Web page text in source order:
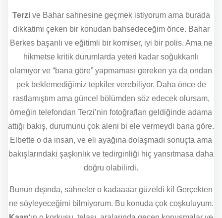
Terzive Bahar sahnesine geçmek istiyorum ama burada
dikkatimi çeken bir konudan bahsedeceğim önce. Bahar
Berkes başarılı ve eğitimli bir komiser, iyi bir polis. Ama ne
hikmetse kritik durumlarda yeteri kadar soğukkanlı
olamıyor ve “bana göre” yapmaması gereken ya da ondan
pek beklemediğimiz tepkiler verebiliyor. Daha önce de
rastlamıştım ama güncel bölümden söz edecek olursam,
örneğin telefondan Terzi’nin fotoğrafları geldiğinde adama
attığı bakış, durumunu çok aleni bi ele vermeydi bana göre.
Elbette o da insan, ve eli ayağına dolaşmadı sonuçta ama
bakışlarındaki şaşkınlık ve tedirginliği hiç yansıtmasa daha
doğru olabilirdi.
Bunun dışında, sahneler o kadaaaar güzeldi ki! Gerçekten
ne söyleyeceğimi bilmiyorum. Bu konuda çok coşkuluyum.